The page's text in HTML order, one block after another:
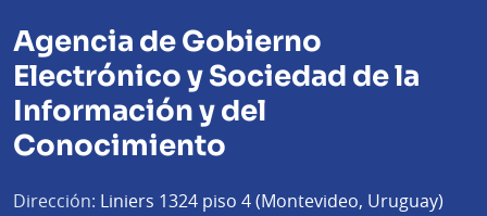
Agencia de Gobierno
Electrónico y Sociedad de la
Información y del
Conocimiento
Dirección: Liniers 1324 piso 4 (Montevideo, Uruguay)